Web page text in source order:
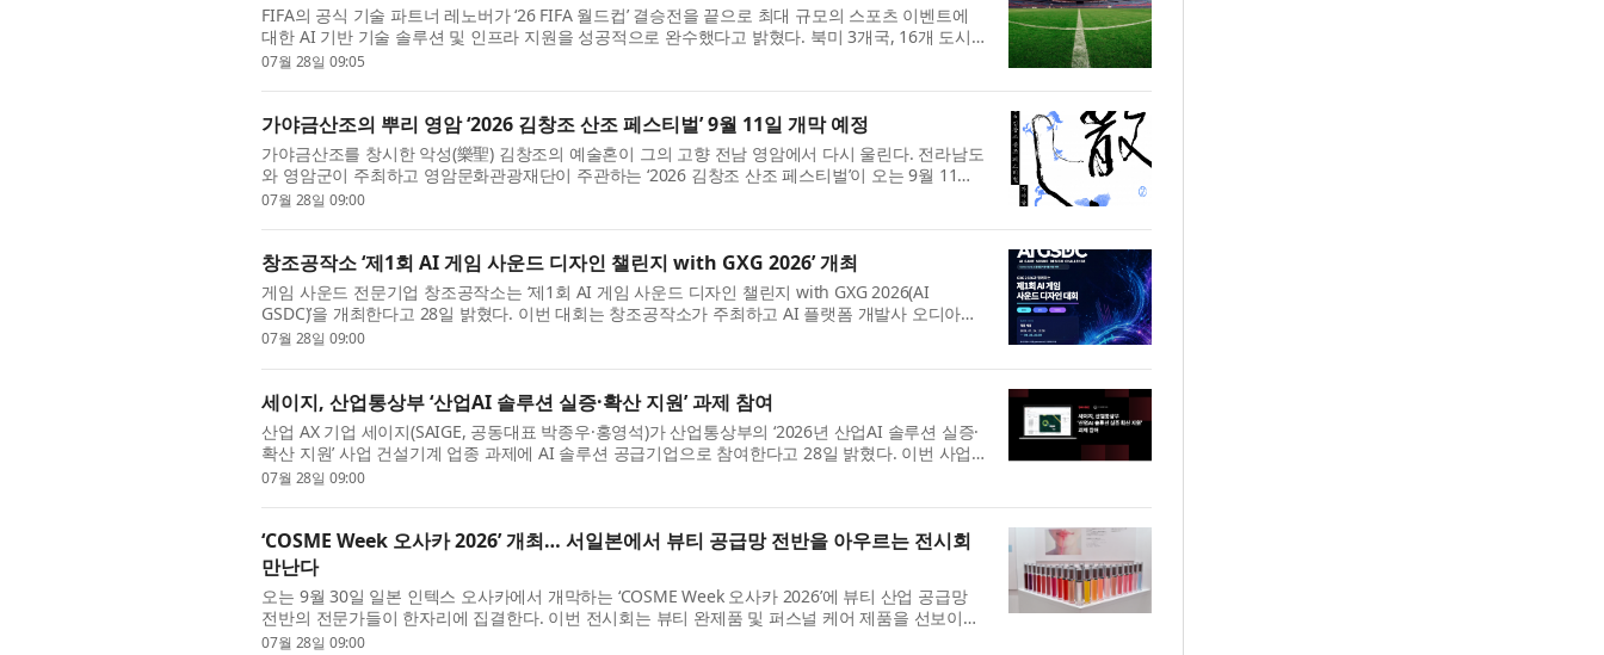
FIFA의 공식 기술 파트너 레노버가 ‘26 FIFA 월드컵’ 결승전을 끝으로 최대 규모의 스포츠 이벤트에
대한 AI 기반 기술 솔루션 및 인프라 지원을 성공적으로 완수했다고 밝혔다. 북미 3개국, 16개 도시,
48개 참가국, 총 104경기로 치러진 26 FIFA 월드컵은 운영과 ...
07월 28일 09:05
가야금산조의 뿌리 영암 ‘2026 김창조 산조 페스티벌’ 9월 11일 개막 예정
가야금산조를 창시한 악성(樂聖) 김창조의 예술혼이 그의 고향 전남 영암에서 다시 울린다. 전라남도
와 영암군이 주최하고 영암문화관광재단이 주관하는 ‘2026 김창조 산조 페스티벌’이 오는 9월 11일
(금)부터 12일(토)까지 이틀간 영암군 일원 세 곳(빛찬광장·가야...
07월 28일 09:00
창조공작소 ‘제1회 AI 게임 사운드 디자인 챌린지 with GXG 2026’ 개최
게임 사운드 전문기업 창조공작소는 ‘제1회 AI 게임 사운드 디자인 챌린지 with GXG 2026(AI
GSDC)’을 개최한다고 28일 밝혔다. 이번 대회는 창조공작소가 주최하고 AI 플랫폼 개발사 오디아와
인디 뮤지션 플랫폼 라이커스가 공동 주관하며, GXG 2026, 컴투스플랫폼...
07월 28일 09:00
세이지, 산업통상부 ‘산업AI 솔루션 실증·확산 지원’ 과제 참여
산업 AX 기업 세이지(SAIGE, 공동대표 박종우·홍영석)가 산업통상부의 ‘2026년 산업AI 솔루션 실증·
확산 지원’ 사업 건설기계 업종 과제에 AI 솔루션 공급기업으로 참여한다고 28일 밝혔다. 이번 사업
은 건설기계 분야 중견기업 5개사를 대상으로 세이지의 산업 AI ...
07월 28일 09:00
‘COSME Week 오사카 2026’ 개최… 서일본에서 뷰티 공급망 전반을 아우르는 전시회
만난다
오는 9월 30일 일본 인텍스 오사카에서 개막하는 ‘COSME Week 오사카 2026’에 뷰티 산업 공급망
전반의 전문가들이 한자리에 집결한다. 이번 전시회는 뷰티 완제품 및 퍼스널 케어 제품을 선보이는
COSME OSAKA와 화장품 원료, OEM/ODM 서비스, 제형 기술 및 패키징 ...
07월 28일 09:00